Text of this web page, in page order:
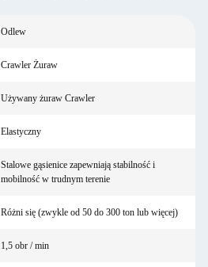
Odlew
Crawler Żuraw
Używany żuraw Crawler
Elastyczny
Stalowe gąsienice zapewniają stabilność i
mobilność w trudnym terenie
Różni się (zwykle od 50 do 300 ton lub więcej)
1,5 obr / min